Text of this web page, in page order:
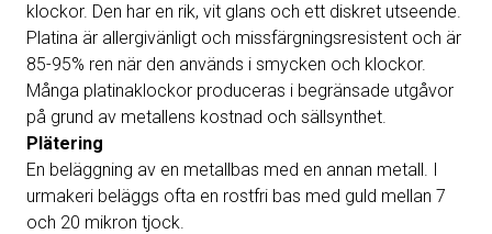
klockor. Den har en rik, vit glans och ett diskret utseende.
Platina är allergivänligt och missfärgningsresistent och är
85-95% ren när den används i smycken och klockor.
Många platinaklockor produceras i begränsade utgåvor
på grund av metallens kostnad och sällsynthet.
Plätering
En beläggning av en metallbas med en annan metall. I
urmakeri beläggs ofta en rostfri bas med guld mellan 7
och 20 mikron tjock.